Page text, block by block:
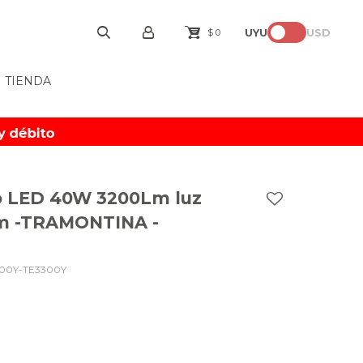
TIENDA
$ 0 UYU USD
40W 3200Lm luz
-TRAMONTINA -
TE3300Y